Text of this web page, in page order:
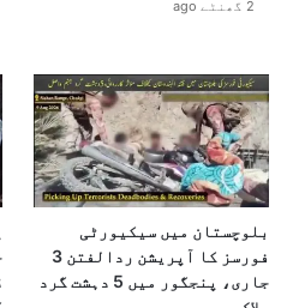
2 گھنٹے ago
بلوچستان میں سیکیورٹی
فورسز کا آپریشن ردالفتن 3
جاری، پنجگور میں 5 دہشت گرد